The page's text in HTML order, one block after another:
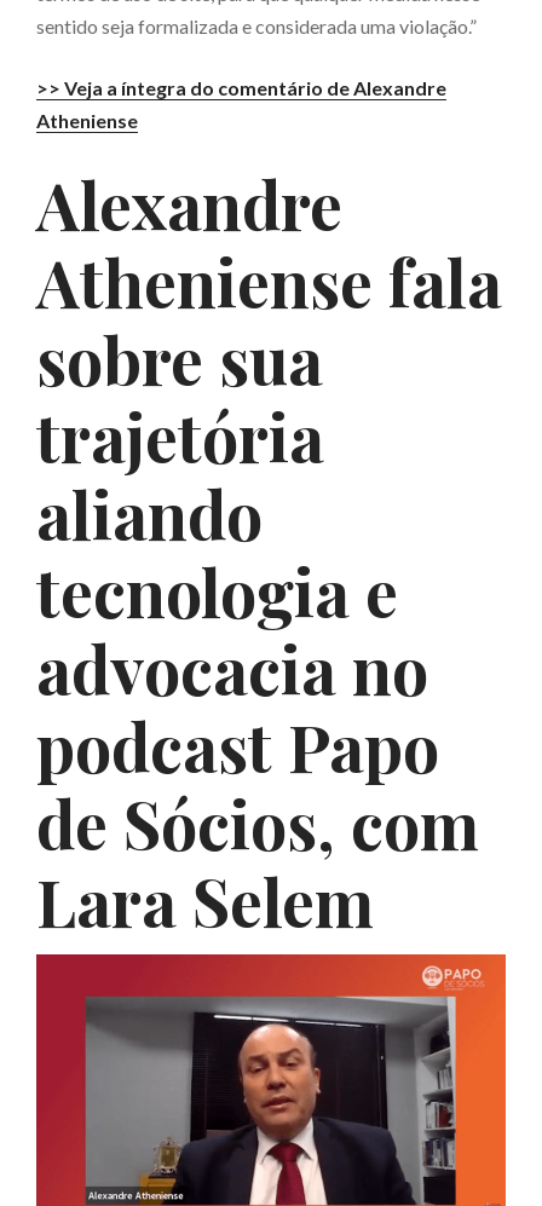
sentido seja formalizada e considerada uma violação.”
>> Veja a íntegra do comentário de Alexandre
Atheniense
Alexandre
Atheniense fala
sobre sua
trajetória
aliando
tecnologia e
advocacia no
podcast Papo
de Sócios, com
Lara Selem